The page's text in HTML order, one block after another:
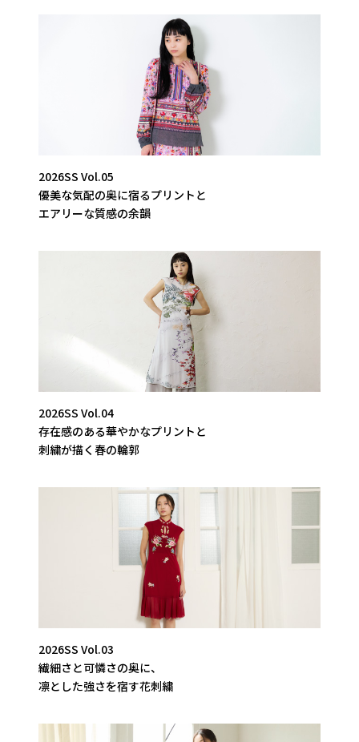
2026SS Vol.05
優美な気配の奥に宿るプリントと
エアリーな質感の余韻
2026SS Vol.04
存在感のある華やかなプリントと
刺繍が描く春の輪郭
2026SS Vol.03
繊細さと可憐さの奥に、
凛とした強さを宿す花刺繍